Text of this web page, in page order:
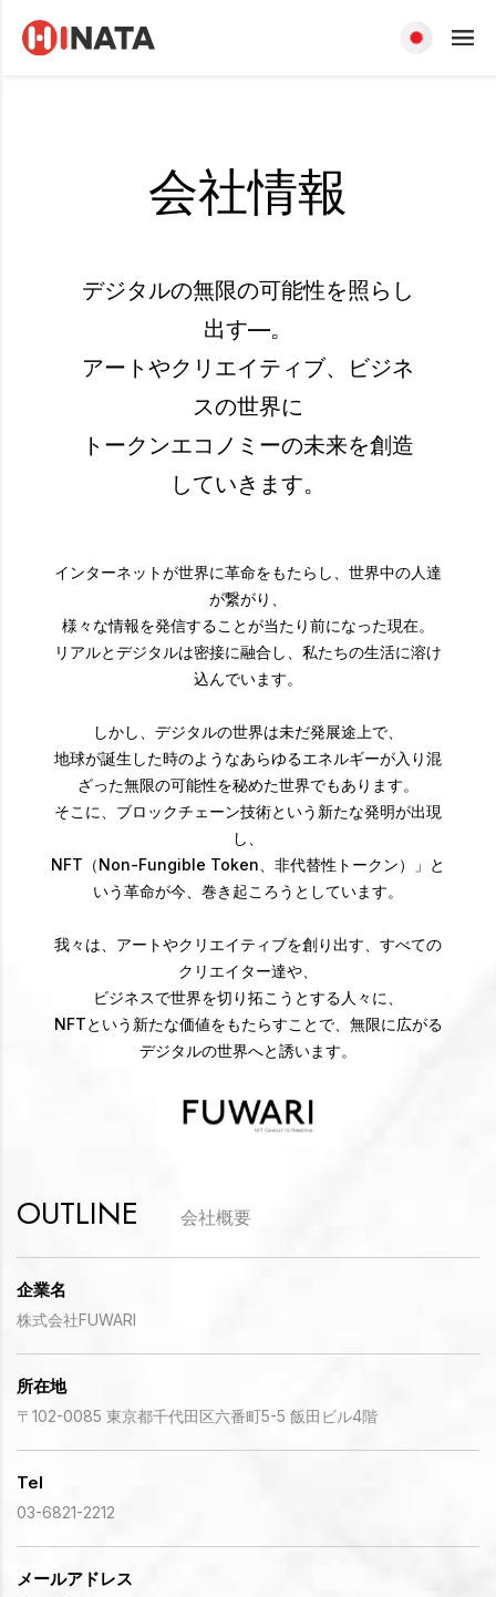
会社情報
デジタルの無限の可能性を照らし
出す—。
アートやクリエイティブ、ビジネ
スの世界に
トークンエコノミーの未来を創造
していきます。
インターネットが世界に革命をもたらし、世界中の人達
が繋がり、
様々な情報を発信することが当たり前になった現在。
リアルとデジタルは密接に融合し、私たちの生活に溶け
込んでいます。
しかし、デジタルの世界は未だ発展途上で、
地球が誕生した時のようなあらゆるエネルギーが入り混
ざった無限の可能性を秘めた世界でもあります。
そこに、ブロックチェーン技術という新たな発明が出現
し、
NFT（Non-Fungible Token、非代替性トークン）」と
いう革命が今、巻き起ころうとしています。
我々は、アートやクリエイティブを創り出す、すべての
クリエイター達や、
ビジネスで世界を切り拓こうとする人々に、
NFTという新たな価値をもたらすことで、無限に広がる
デジタルの世界へと誘います。
OUTLINE 会社概要
企業名
株式会社FUWARI
所在地
〒102-0085 東京都千代田区六番町5-5 飯田ビル4階
Tel
03-6821-2212
メールアドレス